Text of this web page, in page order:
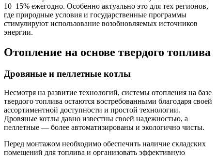
10–15% ежегодно. Особенно актуально это для тех регионов,
где природные условия и государственные программы
стимулируют использование возобновляемых источников
энергии.
Отопление на основе твердого топлива
Дровяные и пеллетные котлы
Несмотря на развитие технологий, системы отопления на базе
твердого топлива остаются востребованными благодаря своей
ассортиментной доступности и простой технологии.
Дровяные котлы давно известны своей надежностью, а
пеллетные — более автоматизированы и экологично чисты.
Перед монтажом необходимо обеспечить наличие складских
помещений для топлива и организовать эффективную